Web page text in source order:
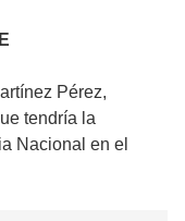
Pérez,
tendría la
Nacional en el